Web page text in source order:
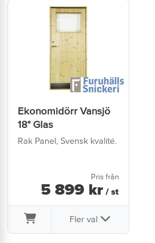
Ekonomidörr Vansjö
18° Glas
Rak Panel, Svensk kvalité.
Pris från
5 899 kr / st
Fler val